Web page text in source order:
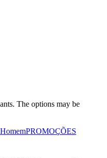
The options may be
HomemPROMOÇÕES